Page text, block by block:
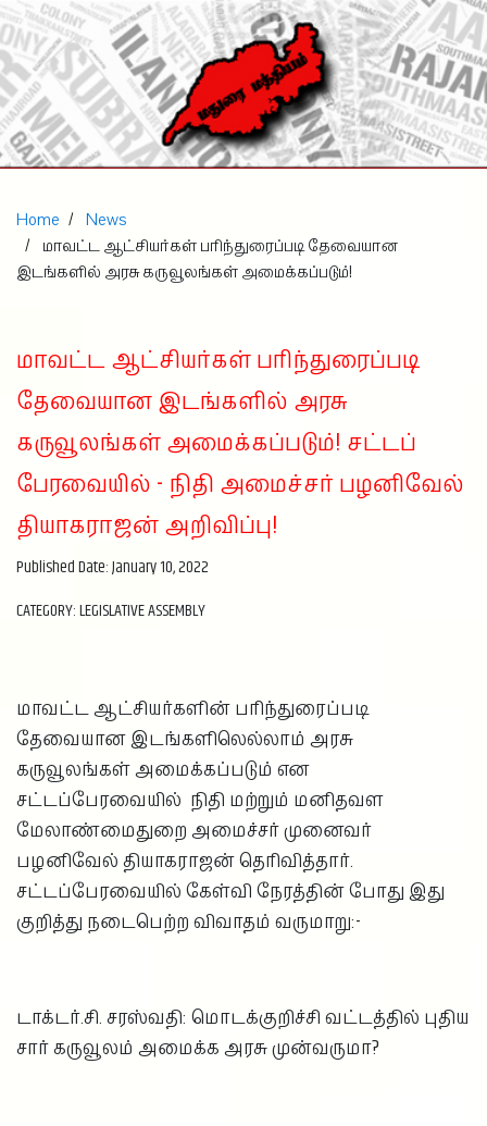
Home
News
மாவட்ட ஆட்சியர்கள் பரிந்துரைப்படி தேவையான
இடங்களில் அரசு கருவூலங்கள் அமைக்கப்படும்!
மாவட்ட ஆட்சியர்கள் பரிந்துரைப்படி
தேவையான இடங்களில் அரசு
கருவூலங்கள் அமைக்கப்படும்! சட்டப்
பேரவையில் - நிதி அமைச்சர் பழனிவேல்
தியாகராஜன் அறிவிப்பு!
Published Date: January 10, 2022
CATEGORY: LEGISLATIVE ASSEMBLY
மாவட்ட ஆட்சியர்களின் பரிந்துரைப்படி
தேவையான இடங்களிலெல்லாம் அரசு
கருவூலங்கள் அமைக்கப்படும் என
சட்டப்பேரவையில் நிதி மற்றும் மனிதவள
மேலாண்மைதுறை அமைச்சர் முனைவர்
பழனிவேல் தியாகராஜன் தெரிவித்தார்.
சட்டப்பேரவையில் கேள்வி நேரத்தின் போது இது
குறித்து நடைபெற்ற விவாதம் வருமாறு:-
டாக்டர்.சி. சரஸ்வதி: மொடக்குறிச்சி வட்டத்தில் புதிய
சார் கருவூலம் அமைக்க அரசு முன்வருமா?